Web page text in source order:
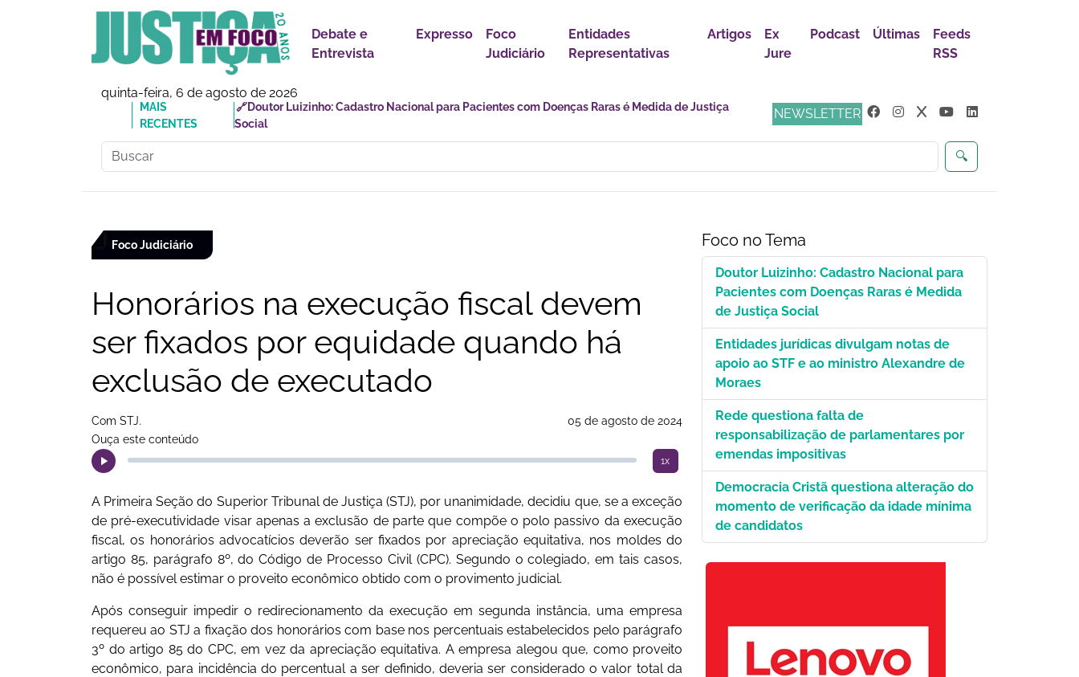
Debate e
Entrevista
Expresso
Foco
Judiciário
Entidades
Representativas
Artigos
Ex
Jure
Podcast Últimas
Feeds
RSS
quinta-feira, 6 de agosto de 2026
NEWSLETTER
🔍
MAIS RECENTES 🔗Entidades jurídicas divulgam notas de apoio ao STF e ao ministro Alexandre de Moraes
Foco Judiciário
Honorários na execução fiscal devem
ser fixados por equidade quando há
exclusão de executado
Com STJ.
05 de agosto de 2024
Ouça este conteúdo
1x
A Primeira Seção do Superior Tribunal de Justiça (STJ), por unanimidade, decidiu que, se a exceção
de pré-executividade visar apenas a exclusão de parte que compõe o polo passivo da execução
fiscal, os honorários advocatícios deverão ser fixados por apreciação equitativa, nos moldes do
artigo 85, parágrafo 8º, do Código de Processo Civil (CPC). Segundo o colegiado, em tais casos,
não é possível estimar o proveito econômico obtido com o provimento judicial.
Após conseguir impedir o redirecionamento da execução em segunda instância, uma empresa
requereu ao STJ a fixação dos honorários com base nos percentuais estabelecidos pelo parágrafo
3º do artigo 85 do CPC, em vez da apreciação equitativa. A empresa alegou que, como proveito
econômico, para incidência do percentual a ser definido, deveria ser considerado o valor total da
Foco no Tema
Doutor Luizinho: Cadastro Nacional para
Pacientes com Doenças Raras é Medida
de Justiça Social
Entidades jurídicas divulgam notas de
apoio ao STF e ao ministro Alexandre de
Moraes
Rede questiona falta de
responsabilização de parlamentares por
emendas impositivas
Democracia Cristã questiona alteração do
momento de verificação da idade mínima
de candidatos